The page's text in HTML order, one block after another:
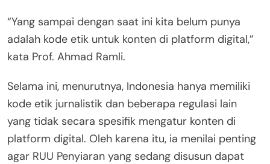
“Yang sampai dengan saat ini kita belum punya
adalah kode etik untuk konten di platform digital,”
kata Prof. Ahmad Ramli.
Selama ini, menurutnya, Indonesia hanya memiliki
kode etik jurnalistik dan beberapa regulasi lain
yang tidak secara spesifik mengatur konten di
platform digital. Oleh karena itu, ia menilai penting
agar RUU Penyiaran yang sedang disusun dapat